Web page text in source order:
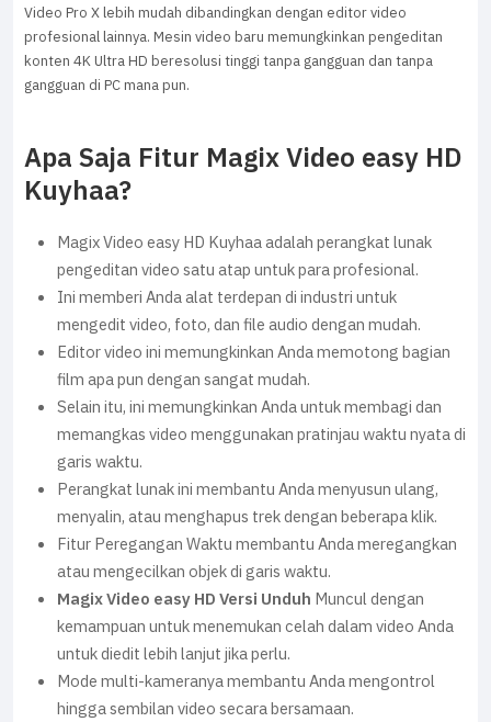
Video Pro X lebih mudah dibandingkan dengan editor video
profesional lainnya. Mesin video baru memungkinkan pengeditan
konten 4K Ultra HD beresolusi tinggi tanpa gangguan dan tanpa
gangguan di PC mana pun.
Apa Saja Fitur Magix Video easy HD
Kuyhaa?
Magix Video easy HD Kuyhaa adalah perangkat lunak
pengeditan video satu atap untuk para profesional.
Ini memberi Anda alat terdepan di industri untuk
mengedit video, foto, dan file audio dengan mudah.
Editor video ini memungkinkan Anda memotong bagian
film apa pun dengan sangat mudah.
Selain itu, ini memungkinkan Anda untuk membagi dan
memangkas video menggunakan pratinjau waktu nyata di
garis waktu.
Perangkat lunak ini membantu Anda menyusun ulang,
menyalin, atau menghapus trek dengan beberapa klik.
Fitur Peregangan Waktu membantu Anda meregangkan
atau mengecilkan objek di garis waktu.
Magix Video easy HD Versi Unduh Muncul dengan
kemampuan untuk menemukan celah dalam video Anda
untuk diedit lebih lanjut jika perlu.
Mode multi-kameranya membantu Anda mengontrol
hingga sembilan video secara bersamaan.